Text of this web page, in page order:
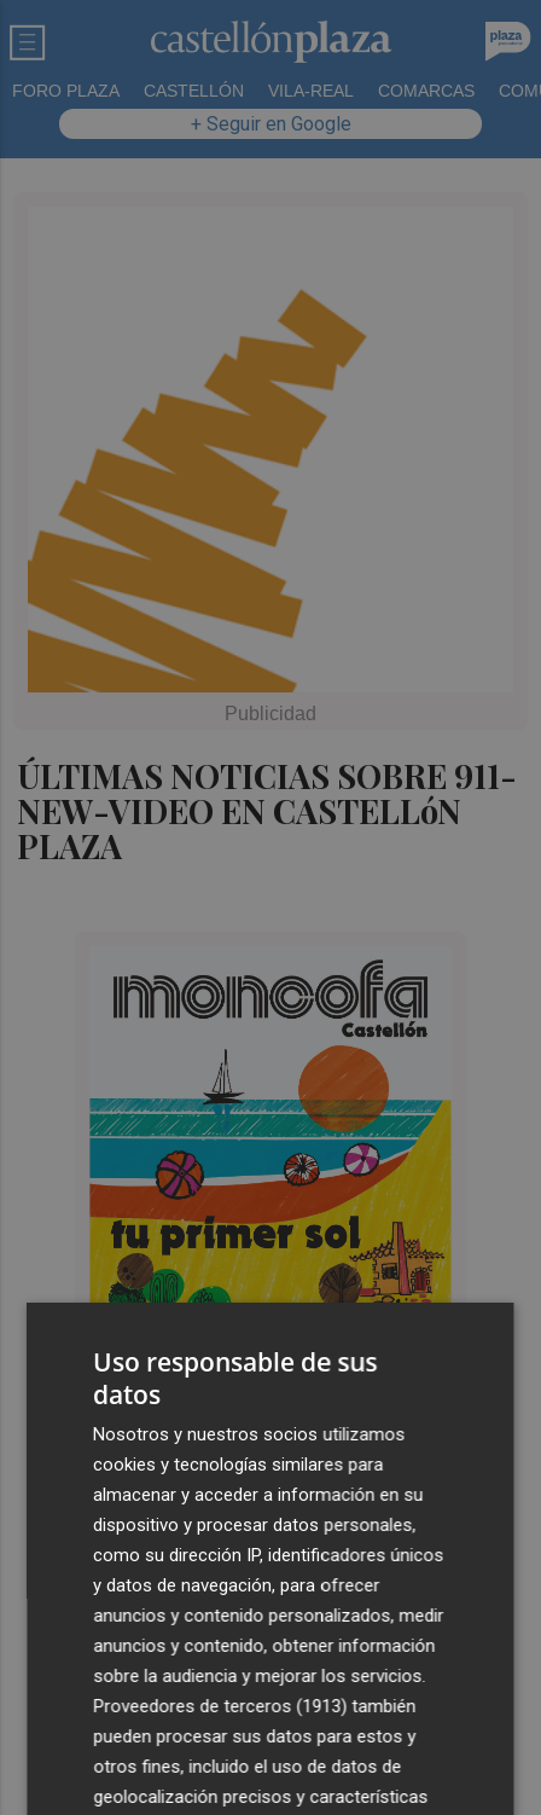
FORO PLAZA CASTELLÓN VILA-REAL COMARCAS
+ Seguir en Google
ÚLTIMAS NOTICIAS SOBRE 911-
NEW-VIDEO EN CASTELLóN
PLAZA
Últimas Noticias
Salvem la Vall denuncia que el PAI de Llíber avanza sin
recursos hídricos mientras se exige racionar el agua a la
ciudadanía
El Hozono Jairis aún necesita un par de incorporaciones
para su cuarto año en la LF Endesa
Ruz ya hace planes para un posible futuro de Clarisas,
más allá de la rehabilitación: ¿retorno de la Dama?
ViviFind, el buscador inmobiliario con IA surgido del
PCUMH, prepara sus primeras alianzas con el sector
Uso responsable de sus
datos
Nosotros y nuestros socios utilizamos
cookies y tecnologías similares para
almacenar y acceder a información en su
dispositivo y procesar datos personales,
como su dirección IP, identificadores únicos
y datos de navegación, para ofrecer
anuncios y contenido personalizados, medir
anuncios y contenido, obtener información
sobre la audiencia y mejorar los servicios.
Proveedores de terceros (1913) también
pueden procesar sus datos para estos y
otros fines, incluido el uso de datos de
geolocalización precisos y características